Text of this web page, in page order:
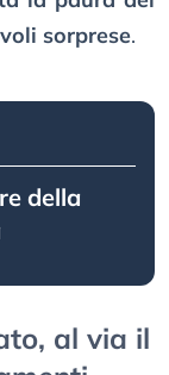
sorprese.
della
al via il